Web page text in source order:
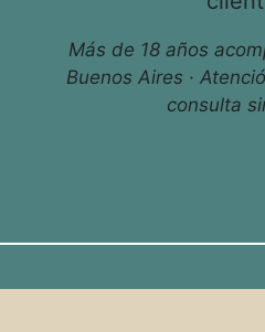
Más de 18 años
Buenos Aires ·
consulta